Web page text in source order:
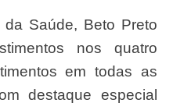
nos quatro
em todas as
destaque especial